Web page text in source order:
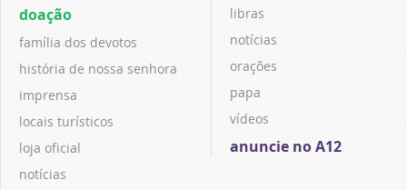
doação
família dos devotos
história de nossa senhora
imprensa
locais turísticos
loja oficial
notícias
libras
notícias
orações
papa
vídeos
anuncie no A12